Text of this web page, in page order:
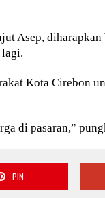
Asep,
lagi.
Kota Cirebon
di pasaran,”
PIN